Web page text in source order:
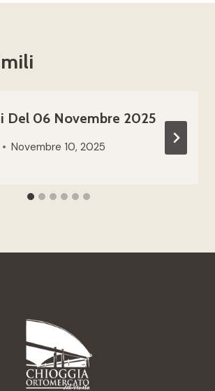
Del 06 Novembre 2025
Novembre 10, 2025